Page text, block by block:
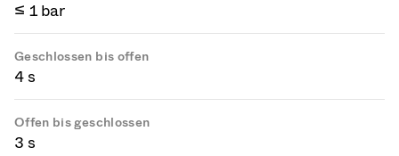
≤ 1 bar
Geschlossen bis offen
4 s
Offen bis geschlossen
3 s